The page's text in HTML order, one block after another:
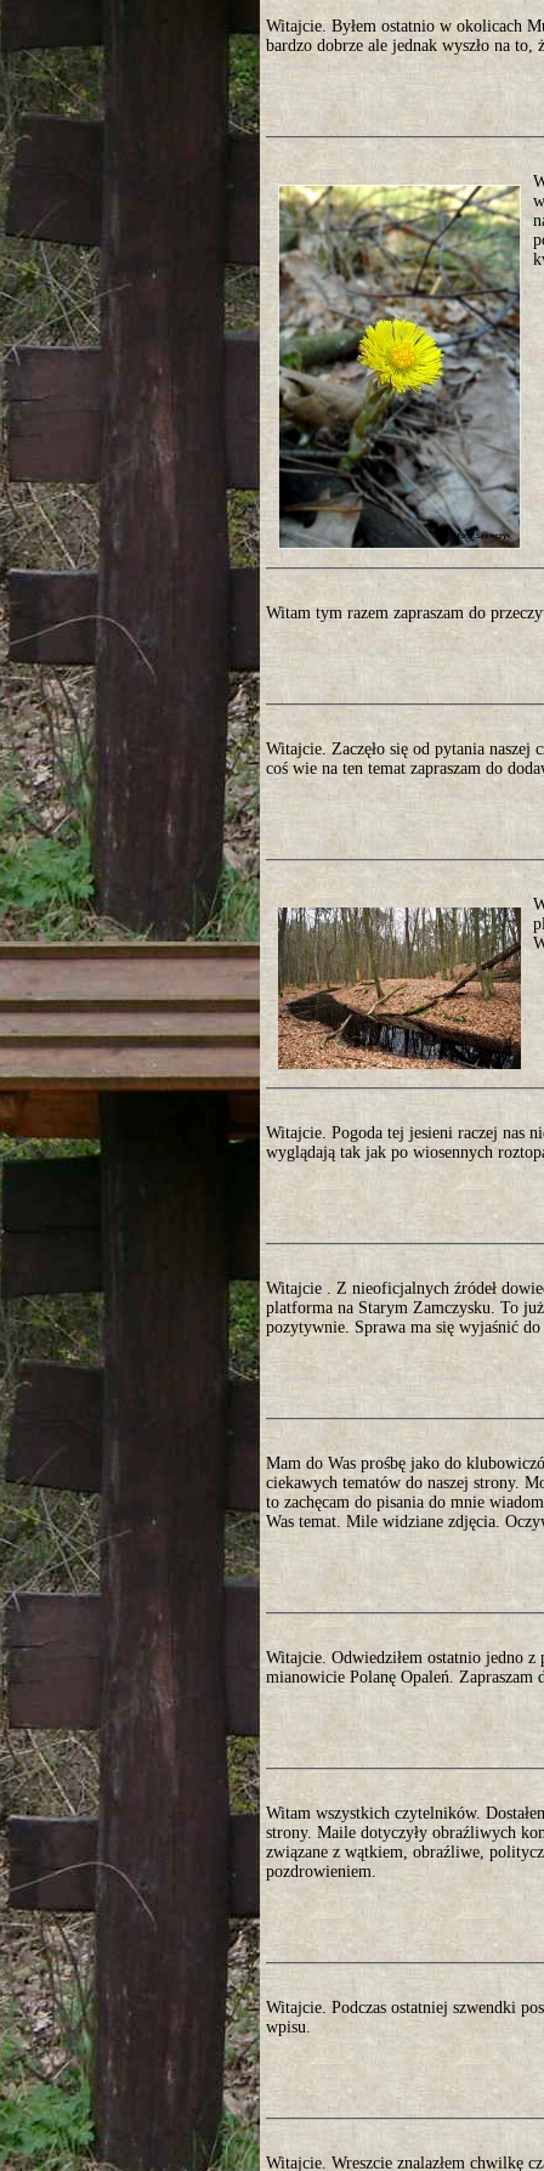
Witajcie. Byłem ostatnio w okolicach
bardzo dobrze ale jednak wyszło na to,
Witam tym razem zapraszam do
Witajcie. Zaczęło się od pytania naszej
coś wie na ten temat zapraszam do
Witajcie. Pogoda tej jesieni raczej nas
wyglądają tak jak po wiosennych
Witajcie . Z nieoficjalnych źródeł
platforma na Starym Zamczysku. To
pozytywnie. Sprawa ma się wyjaśnić
Mam do Was prośbę jako do
ciekawych tematów do naszej strony.
to zachęcam do pisania do mnie
Was temat. Mile widziane zdjęcia.
Witajcie. Odwiedziłem ostatnio jedno z
mianowicie Polanę Opaleń. Zapraszam
Witam wszystkich czytelników.
strony. Maile dotyczyły obraźliwych
związane z wątkiem, obraźliwe,
pozdrowieniem.
Witajcie. Podczas ostatniej szwendki
wpisu.
Witajcie. Wreszcie znalazłem chwilkę